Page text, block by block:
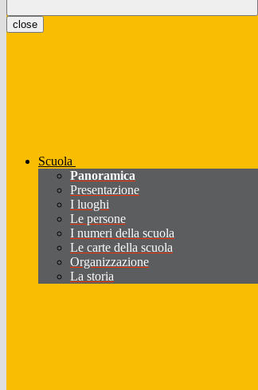
close
Scuola
Panoramica
Presentazione
I luoghi
Le persone
I numeri della scuola
Le carte della scuola
Organizzazione
La storia